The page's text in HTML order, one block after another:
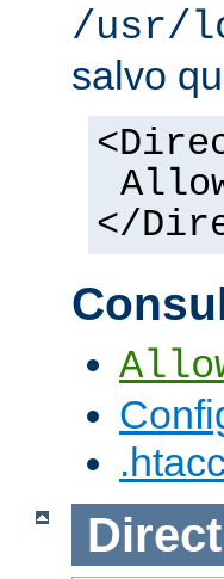
/usr/
salvo
</